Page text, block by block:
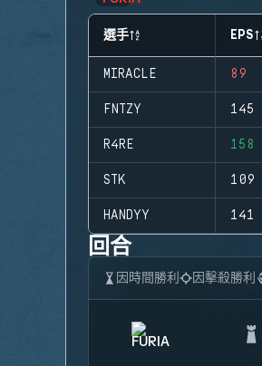
選手 EPS
MIRACLE 89
FNTZY 145
R4RE 158
STK 109
HANDYY 141
回合
因時間勝利 因擊殺勝利